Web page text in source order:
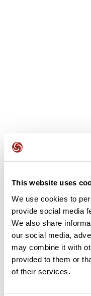
This website uses
We use cookies to
provide social media
We also share
our social media,
may combine it with
provided to them or
of their services.
Découvrez ce parcours